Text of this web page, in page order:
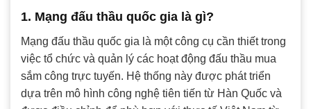
1. Mạng đấu thầu quốc gia là gì?
Mạng đấu thầu quốc gia là một công cụ cần thiết trong
việc tổ chức và quản lý các hoạt động đấu thầu mua
sắm công trực tuyến. Hệ thống này được phát triển
dựa trên mô hình công nghệ tiên tiến từ Hàn Quốc và